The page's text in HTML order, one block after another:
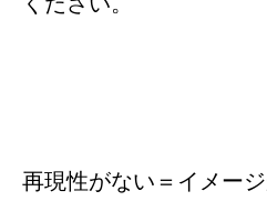
再現性がない＝イメー